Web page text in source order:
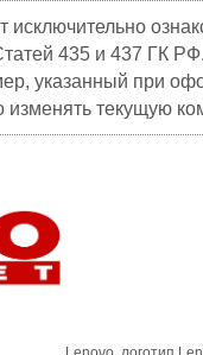
435 и 437 ГК
указанный при
изменять текущую